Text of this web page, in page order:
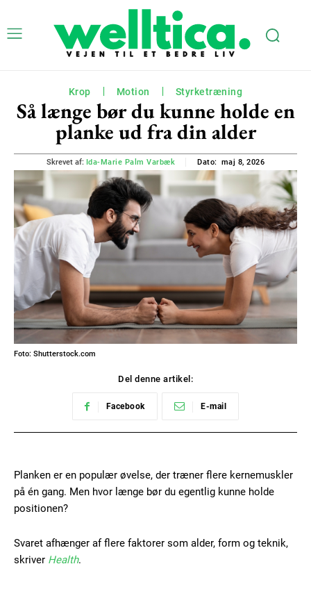
Krop Motion Styrketræning
Så længe bør du kunne holde en
planke ud fra din alder
Skrevet af: Ida-Marie Palm Varbæk Dato: maj 8, 2026
Foto: Shutterstock.com
Del denne artikel:
Facebook E-mail
Planken er en populær øvelse, der træner flere kernemuskler
på én gang. Men hvor længe bør du egentlig kunne holde
positionen?
Svaret afhænger af flere faktorer som alder, form og teknik,
skriver Health.